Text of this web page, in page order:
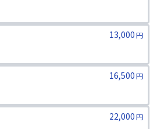
13,000円
16,500円
22,000円